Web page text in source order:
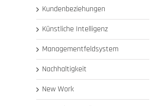
Kundenbeziehungen
Künstliche Intelligenz
Managementfeldsystem
Nachhaltigkeit
New Work